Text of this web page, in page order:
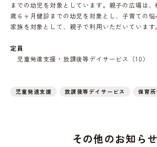
までの幼児を対象としています。親子の広場は、
歳６ヶ月健診までの幼児を対象とし、子育ての
家族を対象として、親子で利用いただいています。
定員
児童発達支援・放課後等デイサービス（10）
児童発達支援 放課後等デイサービス 保育
その他のお知らせ